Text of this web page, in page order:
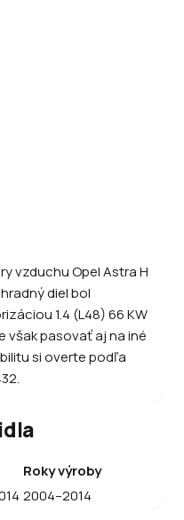
vzduchu Opel Astra H
diel bol
1.4 (L48) 66 KW
však pasovať aj na iné
si overte podľa
Roky výroby
2004–2014